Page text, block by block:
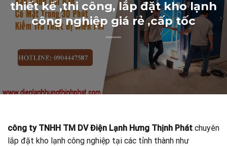
thiết kế ,thi công, lắp đặt kho lạnh
công nghiệp giá rẻ ,cấp tốc
công ty TNHH TM DV Điện Lạnh Hưng Thịnh Phát chuyên
lắp đặt kho lạnh công nghiệp tại các tỉnh thành như